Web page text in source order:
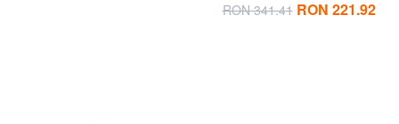
RON 341.41 RON 221.92